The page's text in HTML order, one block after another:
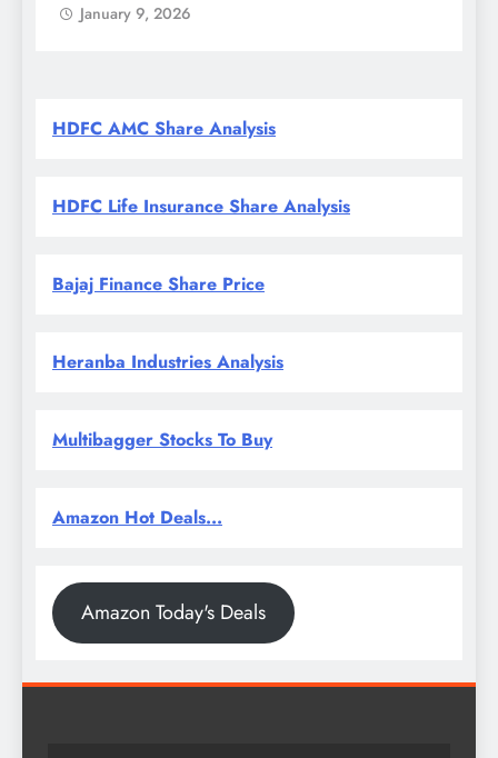
January 9, 2026
HDFC AMC Share Analysis
HDFC Life Insurance Share Analysis
Bajaj Finance Share Price
Heranba Industries Analysis
Multibagger Stocks To Buy
Amazon Hot Deals...
Amazon Today's Deals